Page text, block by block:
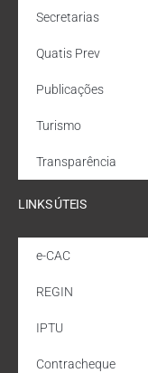
Secretarias
Quatis Prev
Publicações
Turismo
Transparência
LINKS ÚTEIS
e-CAC
REGIN
IPTU
Contracheque